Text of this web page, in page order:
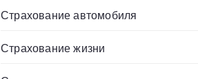
Страхование автомобиля
Страхование жизни